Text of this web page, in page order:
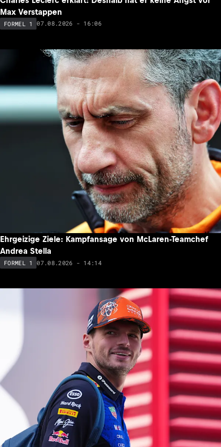
Max Verstappen
FORMEL 1 07.08.2026 - 16:06
Ehrgeizige Ziele: Kampfansage von McLaren-Teamchef
Andrea Stella
FORMEL 1 07.08.2026 - 14:14